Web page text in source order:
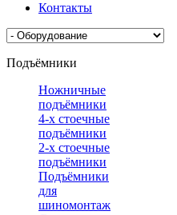
Контакты
Подъёмники
Ножничные
подъёмники
4-х стоечные
подъёмники
2-х стоечные
подъёмники
Подъёмники
для
шиномонтажа